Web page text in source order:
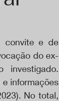
convite e de
do ex-
informações
No total,